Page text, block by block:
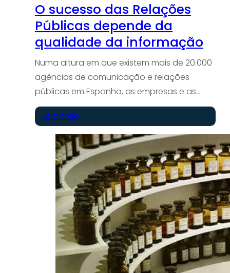
O sucesso das Relações
Públicas depende da
qualidade da informação
Numa altura em que existem mais de 20.000
agências de comunicação e relações
públicas em Espanha, as empresas e as…
Leia mais